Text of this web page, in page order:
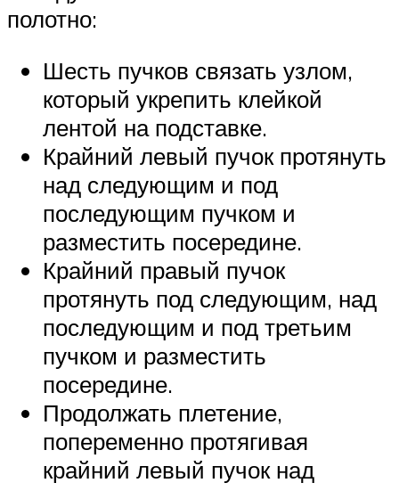
полотно:
Шесть пучков связать узлом,
который укрепить клейкой
лентой на подставке.
Крайний левый пучок протянуть
над следующим и под
последующим пучком и
разместить посередине.
Крайний правый пучок
протянуть под следующим, над
последующим и под третьим
пучком и разместить
посередине.
Продолжать плетение,
попеременно протягивая
крайний левый пучок над